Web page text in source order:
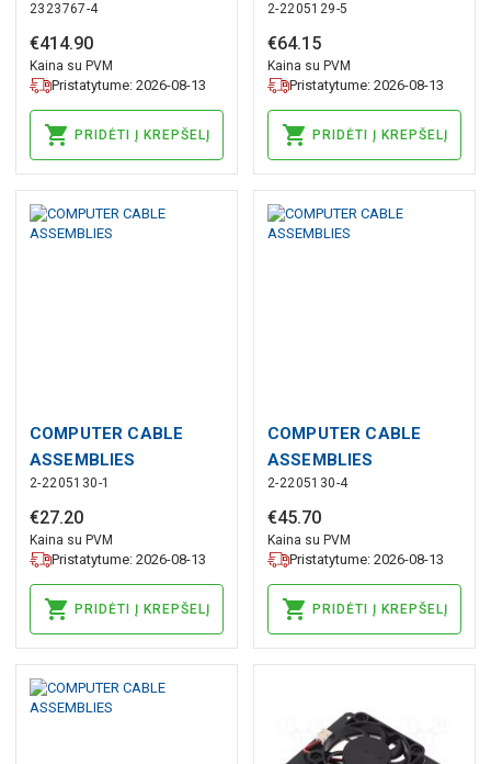
2323767-4
€414.90
Kaina su PVM
Pristatytume: 2026-08-13
PRIDĖTI Į KREPŠELĮ
2-2205129-5
€64.15
Kaina su PVM
Pristatytume: 2026-08-13
PRIDĖTI Į KREPŠELĮ
COMPUTER CABLE
ASSEMBLIES
2-2205130-1
€27.20
Kaina su PVM
Pristatytume: 2026-08-13
PRIDĖTI Į KREPŠELĮ
COMPUTER CABLE
ASSEMBLIES
2-2205130-4
€45.70
Kaina su PVM
Pristatytume: 2026-08-13
PRIDĖTI Į KREPŠELĮ